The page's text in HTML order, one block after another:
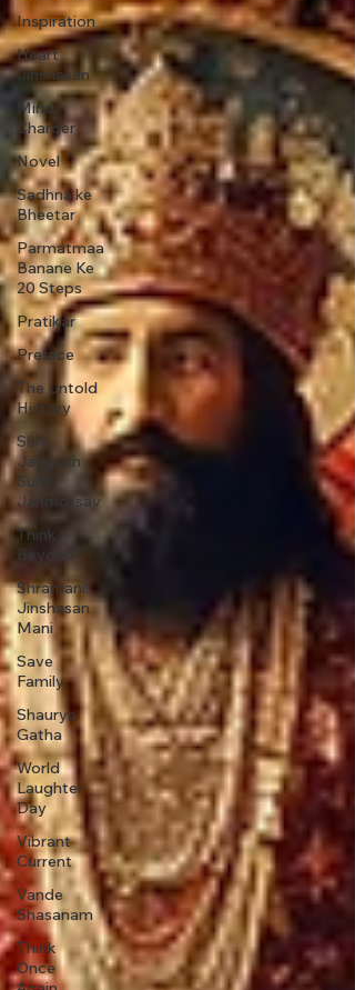
Inspiration
Heart
Jinshasan
Mind
Charger
Novel
Sadhna ke
Bheetar
Parmatmaa
Banane Ke
20 Steps
Pratikar
Preface
The Untold
History
Shri
Jaygosh
Suriji
Janmotsav
Think
Beyond
Shramani!
Jinshasan
Mani
Save
Family
Shaurya
Gatha
World
Laughter
Day
Vibrant
Current
Vande
Shasanam
Think
Once